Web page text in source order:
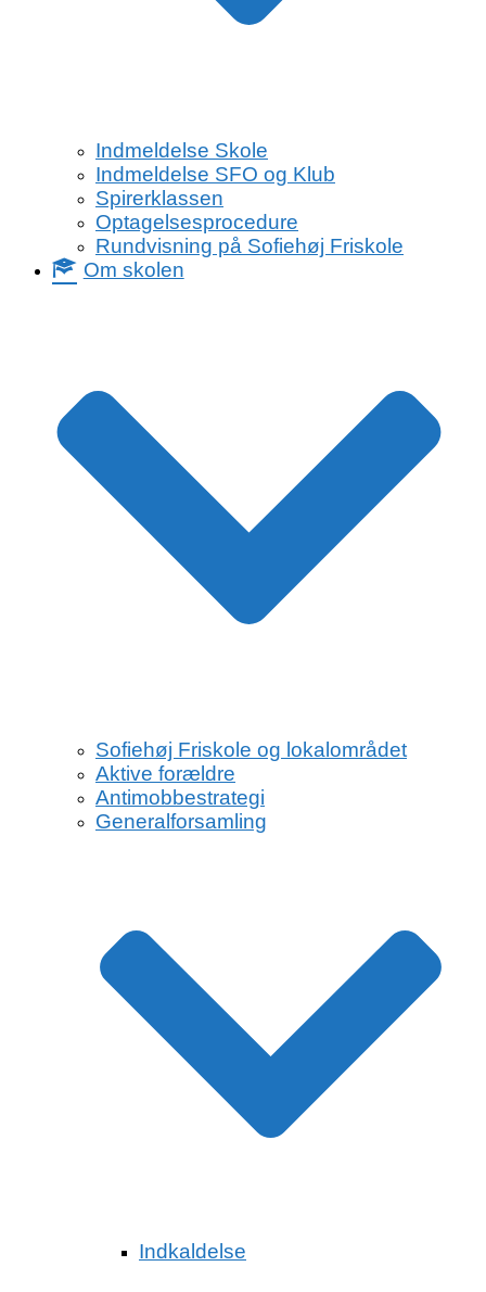
Indmeldelse Skole
Indmeldelse SFO og Klub
Spirerklassen
Optagelsesprocedure
Rundvisning på Sofiehøj Friskole
Om skolen
Sofiehøj Friskole og lokalområdet
Aktive forældre
Antimobbestrategi
Generalforsamling
Indkaldelse